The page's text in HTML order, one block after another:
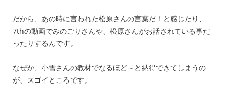
だから、あの時に言われた松原さんの言葉だ！と感じたり、
7thの動画でみのごりさんや、松原さんがお話されている事だ
ったりするんです。
なぜか、小雪さんの教材でなるほど～と納得できてしまうの
が、スゴイところです。